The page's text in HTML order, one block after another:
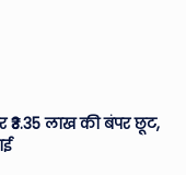
₹3.35 लाख की बंपर छूट,